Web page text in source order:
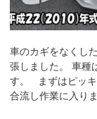
車のカギをなくし
張しました。 車種
す。 まずはピッキ
合流し作業に入り